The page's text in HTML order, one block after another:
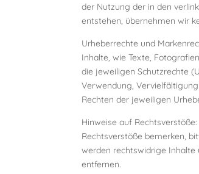
der Nutzung der in den
entstehen, übernehmen wir
Urheberrechte und
Inhalte, wie Texte,
die jeweiligen Schutzrechte
Verwendung,
Rechten der jeweiligen
Hinweise auf
Rechtsverstöße bemerken,
werden rechtswidrige Inhalte
entfernen.